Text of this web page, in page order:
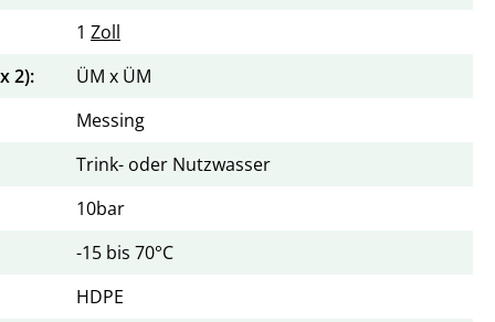
1 Zoll
2):
ÜM x ÜM
Messing
Trink- oder Nutzwasser
10bar
-15 bis 70°C
HDPE